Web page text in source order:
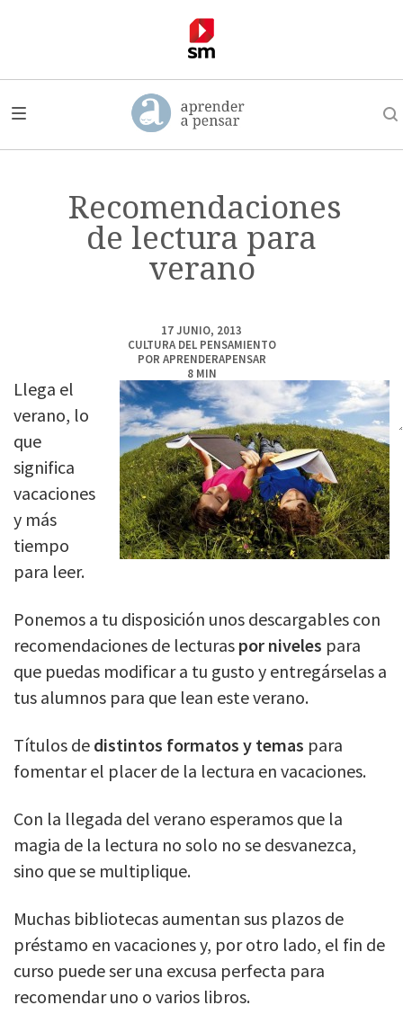
Recomendaciones
de lectura para
verano
17 JUNIO, 2013
CULTURA DEL PENSAMIENTO
POR APRENDERAPENSAR
8 MIN
Llega el
verano, lo
que
significa
vacaciones
y más
tiempo
para leer.
Ponemos a tu disposición unos descargables con
recomendaciones de lecturas por niveles para
que puedas modificar a tu gusto y entregárselas a
tus alumnos para que lean este verano.
Títulos de distintos formatos y temas para
fomentar el placer de la lectura en vacaciones.
Con la llegada del verano esperamos que la
magia de la lectura no solo no se desvanezca,
sino que se multiplique.
Muchas bibliotecas aumentan sus plazos de
préstamo en vacaciones y, por otro lado, el fin de
curso puede ser una excusa perfecta para
recomendar uno o varios libros.